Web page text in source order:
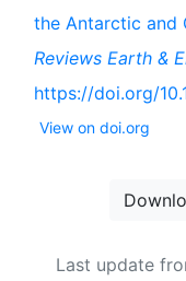
the Antarctic and
Reviews Earth &
https://doi.org/
View on doi.org
Last update